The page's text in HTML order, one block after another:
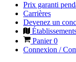
Prix garanti
Carrières
Devenez un
Panier0
Connexion /